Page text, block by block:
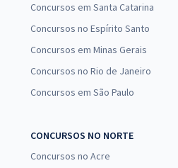
Concursos em Santa Catarina
Concursos no Espírito Santo
Concursos em Minas Gerais
Concursos no Rio de Janeiro
Concursos em São Paulo
CONCURSOS NO NORTE
Concursos no Acre